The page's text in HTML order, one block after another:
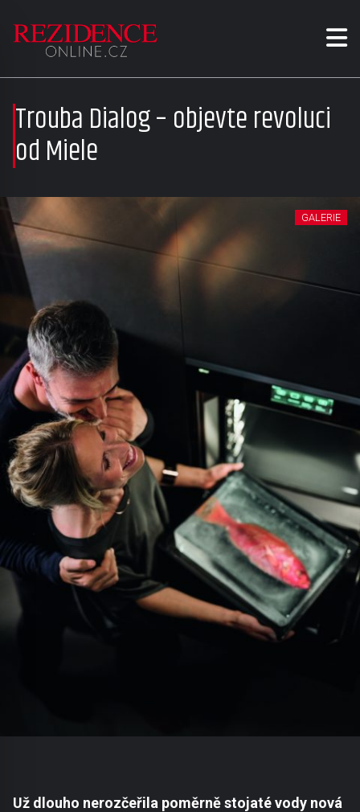
Trouba Dialog – objevte revoluci
od Miele
GALERIE
Už dlouho nerozčeřila poměrně stojaté vody nová